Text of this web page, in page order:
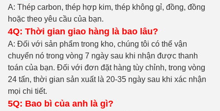
A: Thép carbon, thép hợp kim, thép không gỉ, đồng, đồng
hoặc theo yêu cầu của bạn.
4Q: Thời gian giao hàng là bao lâu?
A: Đối với sản phẩm trong kho, chúng tôi có thể vận
chuyển nó trong vòng 7 ngày sau khi nhận được thanh
toán của bạn. Đối với đơn đặt hàng tùy chỉnh, trong vòng
24 tấn, thời gian sản xuất là 20-35 ngày sau khi xác nhận
mọi chi tiết.
5Q: Bao bì của anh là gì?